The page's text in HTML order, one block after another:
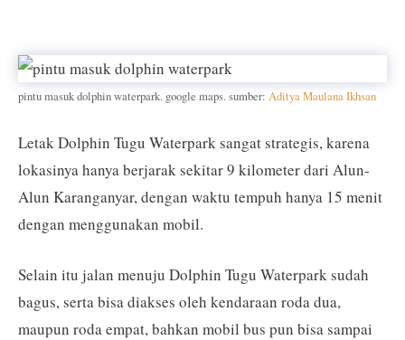
pintu masuk dolphin waterpark. google maps. sumber: Aditya Maulana Ikhsan
Letak Dolphin Tugu Waterpark sangat strategis, karena
lokasinya hanya berjarak sekitar 9 kilometer dari Alun-
Alun Karanganyar, dengan waktu tempuh hanya 15 menit
dengan menggunakan mobil.
Selain itu jalan menuju Dolphin Tugu Waterpark sudah
bagus, serta bisa diakses oleh kendaraan roda dua,
maupun roda empat, bahkan mobil bus pun bisa sampai